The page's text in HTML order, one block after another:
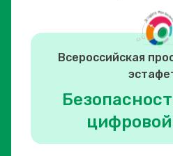
Всероссийская